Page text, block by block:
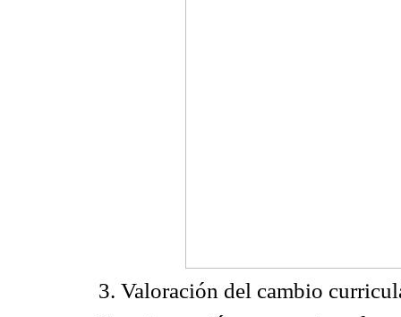
3. Valoración del cambio